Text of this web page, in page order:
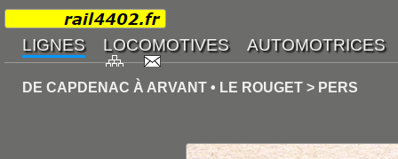
DE CAPDENAC À ARVANT • LE ROUGET > PERS